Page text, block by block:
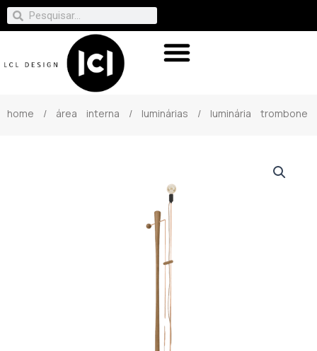
home / área interna / luminárias / luminária trombone